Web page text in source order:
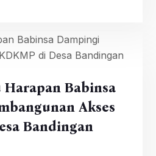
Babinsa
Akses
Bandingan